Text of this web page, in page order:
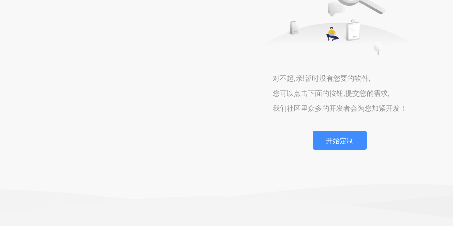
对不起,亲!暂时没有您要的软件,
您可以点击下面的按钮,提交您的需求,
我们社区里众多的开发者会为您加紧开发！
开始定制